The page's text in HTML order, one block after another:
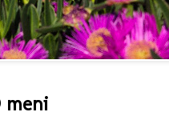
meni